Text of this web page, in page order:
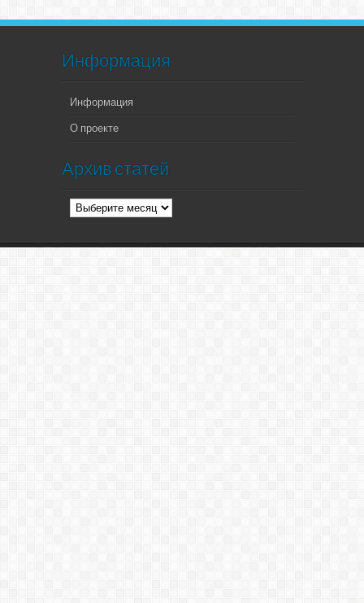
Информация
Информация
О проекте
Архив статей
Архив
статей